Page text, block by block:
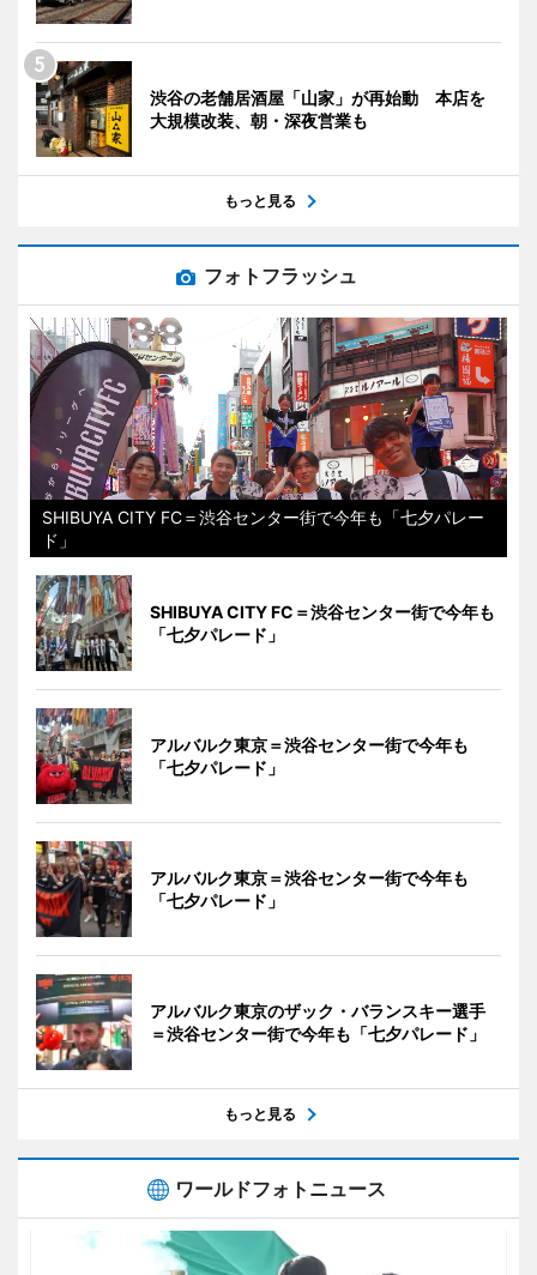
渋谷の老舗居酒屋「山家」が再始動 本店を
大規模改装、朝・深夜営業も
もっと見る
フォトフラッシュ
SHIBUYA CITY FC＝渋谷センター街で今年も「七夕パレー
ド」
SHIBUYA CITY FC＝渋谷センター街で今年も
「七夕パレード」
アルバルク東京＝渋谷センター街で今年も
「七夕パレード」
アルバルク東京＝渋谷センター街で今年も
「七夕パレード」
アルバルク東京のザック・バランスキー選手
＝渋谷センター街で今年も「七夕パレード」
もっと見る
ワールドフォトニュース